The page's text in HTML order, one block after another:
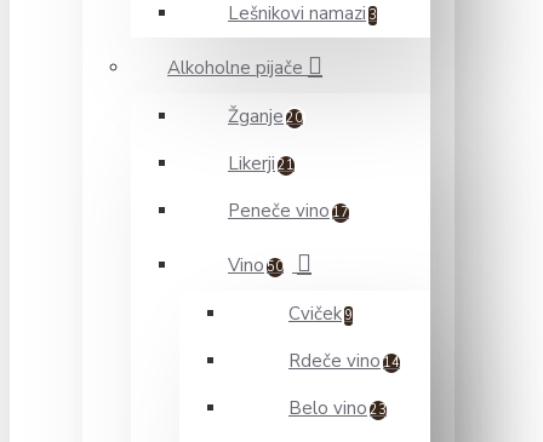
Lešnikovi namazi 3
Alkoholne pijače
Žganje 20
Likerji 21
Peneče vino 17
Vino 50
Cviček 9
Rdeče vino 14
Belo vino 23